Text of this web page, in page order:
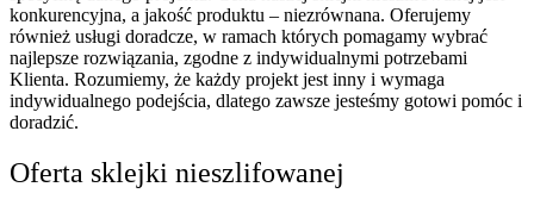
konkurencyjna, a jakość produktu – niezrównana. Oferujemy
również usługi doradcze, w ramach których pomagamy wybrać
najlepsze rozwiązania, zgodne z indywidualnymi potrzebami
Klienta. Rozumiemy, że każdy projekt jest inny i wymaga
indywidualnego podejścia, dlatego zawsze jesteśmy gotowi pomóc i
doradzić.
Oferta sklejki nieszlifowanej